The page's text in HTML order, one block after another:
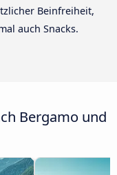
Beinfreiheit,
auch Snacks.
Bergamo und